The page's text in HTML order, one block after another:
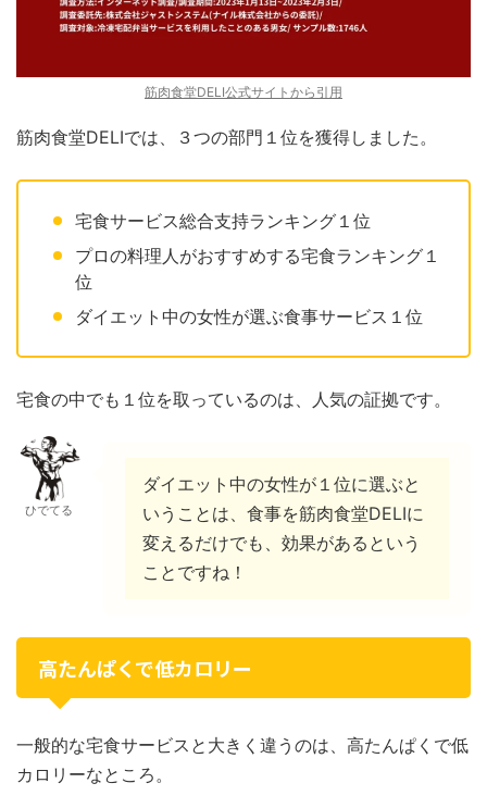
筋肉食堂DELI公式サイトから引用
筋肉食堂DELIでは、３つの部門１位を獲得しました。
宅食サービス総合支持ランキング１位
プロの料理人がおすすめする宅食ランキング１
位
ダイエット中の女性が選ぶ食事サービス１位
宅食の中でも１位を取っているのは、人気の証拠です。
ひでてる
ダイエット中の女性が１位に選ぶと
いうことは、食事を筋肉食堂DELIに
変えるだけでも、効果があるという
ことですね！
高たんぱくで低カロリー
一般的な宅食サービスと大きく違うのは、高たんぱくで低
カロリーなところ。